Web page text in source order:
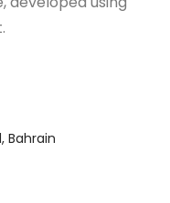
Bahrain